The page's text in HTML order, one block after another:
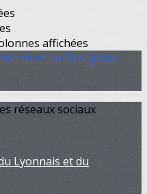
affichées
réseaux sociaux